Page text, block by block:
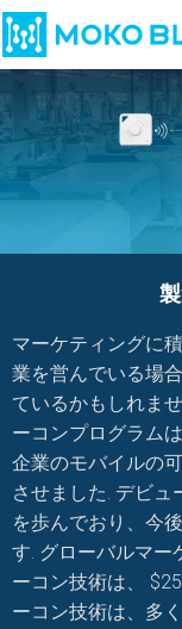
マーケティングに
業を営んでいる場
ているかもしれま
ーコンプログラム
企業のモバイルの
させました. デビュ
を歩んでおり、今
す. グローバルマー
ーコン技術は、
ーコン技術は、多